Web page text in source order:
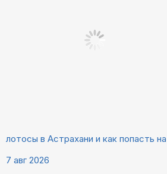
лотосы в Астрахани и как попасть
7 авг 2026